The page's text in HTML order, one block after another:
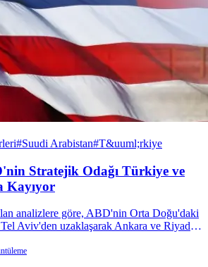
#Suudi Arabistan#T&uuml;rkiye
Stratejik Odağı Türkiye ve
Kayıyor
analizlere göre, ABD'nin Orta Doğu'daki
Aviv'den uzaklaşarak Ankara ve Riyad'a
olduğu vurgulanıyor.